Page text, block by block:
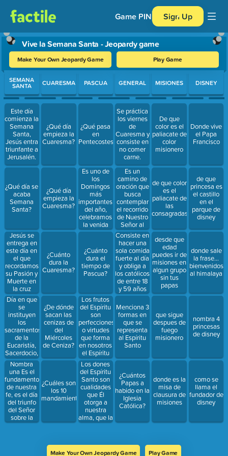
Game PIN Sign Up
Vive la Semana Santa - Jeopardy game
Make Your Own Jeopardy Game Play Game
Use arrow keys to move between questions. Press Enter or
SEMANA
SANTA
Este día
comienza la
Semana
Santa,
Jesús entra
triunfante a
Jerusalén.
¿Qué día se
acaba
Semana
Santa?
Jesús se
entrega en
este día en
el que
recordamos
su Pasión y
Muerte en
la cruz
Día en que
se
instituyen
los
sacramentos
de la
Eucaristía,
Sacerdocio,
y se realiza
la Última
Cena.
Nombra
una Es el
fundamento
de nuestra
fe, es el día
del triunfo
del Señor
sobre la
muerte y el
CUARESMA
¿Qué día
empieza la
Cuaresma?
¿Qué día
empieza la
Cuaresma?
¿Cuánto
dura la
Cuaresma?
¿De dónde
sacan las
cenizas de
del
Miércoles
de Ceniza?
¿Cuáles son
los 10
mandamientos?
PASCUA
¿Qué pasa
en
Pentecostes?
Es uno de
los
Domingos
más
importantes
del año,
celebramos
la venida
del Espíritu
los
Apóstoles y
el fin del
tiempo de
Pascua
¿Cuánto
dura el
tiempo de
Pascua?
Los frutos
del Espíritu
son
perfecciones
o virtudes
que forma
en nosotros
el Espíritu
Santo como
primicias de
la gloria
eterna. Son
12,
Menciona 4
Los dones
del Espíritu
Santo son
cualidades
que Él
otorga a
nuestra
alma, que la
hacen
facilitan la
GENERAL
Se práctica
los viernes
de
Cuaresma y
consiste en
no comer
carne.
Es un
camino de
oración que
busca
contemplar
el recorrido
de Nuestro
Señor al
Calvario.
Consta de
14
estaciones
Consiste en
hacer una
sola comida
fuerte al día
y obliga a
los católicos
de entre 18
y 59 años
cumplidos.
Menciona 3
formas en
que se
representa
al Espíritu
Santo
¿Cuántos
Papas a
habido en la
Iglesia
Católica?
MISIONES
De que
color es el
paliacate de
color
misionero
de que color
es el
paliacate de
las
consagradas
desde que
edad
puedes ir de
misiones en
algun grupo
sin tus
papas
que sigue
despues de
fuego
misionero
donde es la
misa de
clausura de
misiones
DISNEY
Donde vive
el Papa
Francisco
de que
princesa es
el castillo
en el
parque de
disney
donde sale
la frase...
bienvenidos
al himalaya
nombra 4
princesas
de disney
como se
llama el
fundador de
disney
Make Your Own Jeopardy Game Play Game